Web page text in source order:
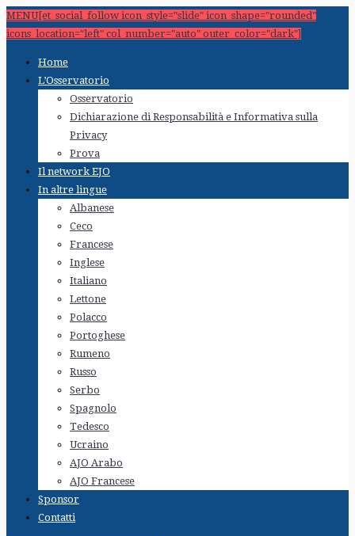
MENU[et_social_follow icon_style="slide" icon_shape="rounded"
icons_location="left" col_number="auto" outer_color="dark"]
Home
L’Osservatorio
Osservatorio
Dichiarazione di Responsabilità e Informativa sulla
Privacy
Prova
Il network EJO
In altre lingue
Albanese
Ceco
Francese
Inglese
Italiano
Lettone
Polacco
Portoghese
Rumeno
Russo
Serbo
Spagnolo
Tedesco
Ucraino
AJO Arabo
AJO Francese
Sponsor
Contatti